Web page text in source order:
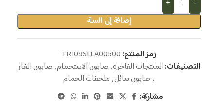
إضافة إلى السلة
رمز المنتج:TR109SLLA00500
التصنيفات:المنتجات الفاخرة, صابون الاستحمام, صابون الغار
, صابون سائل, ملحقات الحمام
مشاركة: